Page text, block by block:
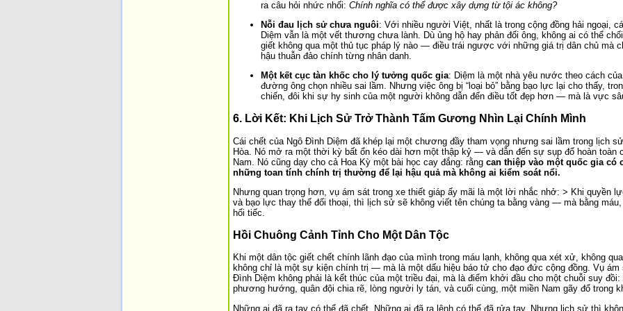
ra câu hỏi nhức nhối: Chính nghĩa có thể được xây dựng từ tội ác không?
Nỗi đau lịch sử chưa nguôi: Với nhiều người Việt, nhất là trong cộng đồng hải ngoại,
Diệm vẫn là một vết thương chưa lành. Dù ủng hộ hay phản đối ông, không ai có thể
giết không qua một thủ tục pháp lý nào — điều trái ngược với những giá trị dân chủ mà
hậu thuẫn đảo chính từng nhân danh.
Một kết cục tàn khốc cho lý tưởng quốc gia: Diệm là một nhà yêu nước theo cách
đường ông chọn nhiều sai lầm. Nhưng việc ông bị “loại bỏ” bằng bạo lực lại cho thấy,
chiến, đôi khi sự hy sinh của một người không dẫn đến điều tốt đẹp hơn — mà là vực
6. Lời Kết: Khi Lịch Sử Trở Thành Tấm Gương Nhìn Lại Chính Mình
Cái chết của Ngô Đình Diệm đã khép lại một chương đầy tham vọng nhưng sai lầm trong lịch
Hòa. Nó mở ra một thời kỳ bất ổn kéo dài hơn một thập kỷ — và dẫn đến sự sụp đổ hoàn toàn
Nam. Nó cũng dạy cho cả Hoa Kỳ một bài học cay đắng: rằng can thiệp vào một quốc gia có
những toan tính chính trị thường để lại hậu quả mà không ai kiểm soát nổi.
Nhưng quan trọng hơn, vụ ám sát trong xe thiết giáp ấy mãi là một lời nhắc nhở: > Khi quyền
và bạo lực thay thế đối thoại, thì lịch sử sẽ không viết tên chúng ta bằng vàng — mà bằng
hối tiếc.
Hồi Chuông Cảnh Tỉnh Cho Một Dân Tộc
Khi một dân tộc giết chết chính lãnh đạo của mình trong máu lạnh, không qua xét xử, không
không chỉ là một sự kiện chính trị — mà là một dấu hiệu báo tử cho đạo đức cộng đồng. Vụ ám
Đình Diệm không phải là kết thúc của một triều đại, mà là điểm khởi đầu cho một chuỗi suy
phương hướng, quân đội chia rẽ, lòng người ly tán, và cuối cùng, một miền Nam gãy đổ trong
Những ai đã ra tay có thể đã chết. Những ai đã ra lệnh có thể đã rửa tay. Nhưng lịch sử thì